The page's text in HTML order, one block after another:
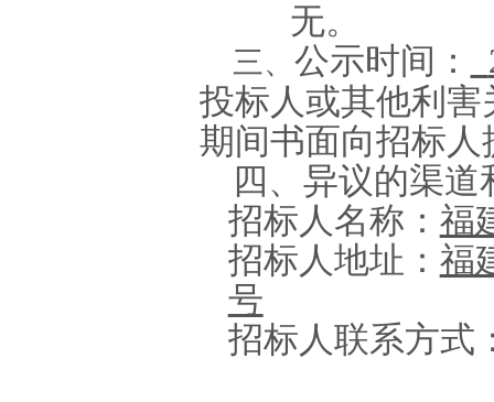
无。
三、 公示时间：
投标人或其他利
期间书面向招标人
四、 异议的渠道
招标人名称： 福
招标人地址： 福
号
招标人联系方式